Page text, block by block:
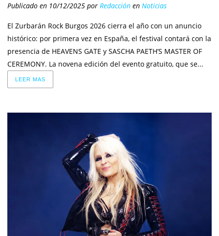
Publicado en 10/12/2025 por Redacción en Noticias
El Zurbarán Rock Burgos 2026 cierra el año con un anuncio
histórico: por primera vez en España, el festival contará con la
presencia de HEAVENS GATE y SASCHA PAETH’S MASTER OF
CEREMONY. La novena edición del evento gratuito, que se...
LEER MAS